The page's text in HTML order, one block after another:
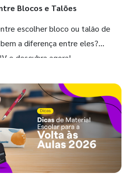
Blocos e Talões
escolher bloco ou talão de
a diferença entre eles?
e descubra agora!